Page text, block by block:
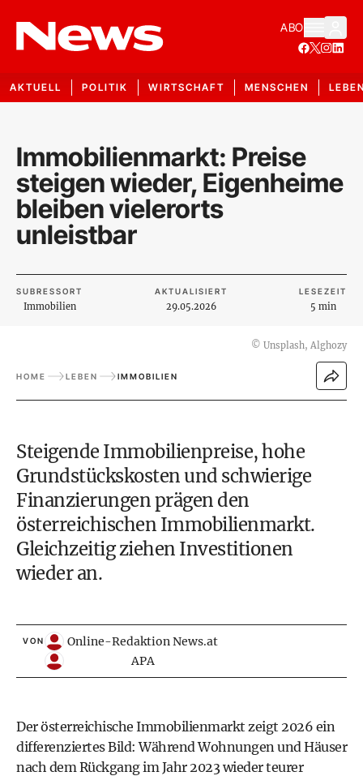
ABO
AKTUELL POLITIK WIRTSCHAFT MENSCHEN
Immobilienmarkt: Preise
steigen wieder, Eigenheime
bleiben vielerorts
unleistbar
SUBRESSORT
Immobilien
AKTUALISIERT
29.05.2026
LESEZEIT
5 min
© Unsplash, Alghozy
HOME LEBEN IMMOBILIEN
Steigende Immobilienpreise, hohe
Grundstückskosten und schwierige
Finanzierungen prägen den
österreichischen Immobilienmarkt.
Gleichzeitig ziehen Investitionen
wieder an.
VON
Online-Redaktion News.at
APA
Der österreichische Immobilienmarkt zeigt 2026 ein
differenziertes Bild: Während Wohnungen und Häuser
nach dem Rückgang im Jahr 2023 wieder teurer